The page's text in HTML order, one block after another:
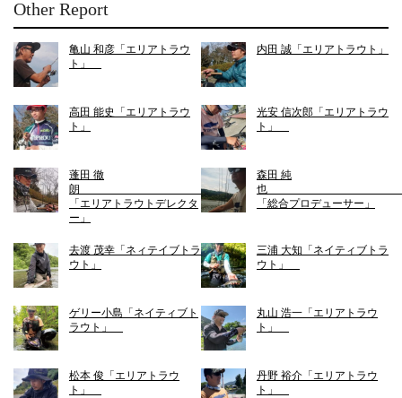
Other Report
亀山 和彦「エリアトラウ
ト」
内田 誠「エリアトラウト」
高田 能史「エリアトラウ
ト」
光安 信次郎「エリアトラウ
ト」
蓬田 徹
朗
「エリアトラウトデレクタ
ー」
森田 純
「総合プロデューサー」
去渡 茂幸「ネィテイブトラ
ウト」
三浦 大知「ネイティブトラ
ウト」
ゲリー小島「ネイティブト
ラウト」
丸山 浩一「エリアトラウ
ト」
松本 俊「エリアトラウ
ト」
丹野 裕介「エリアトラウ
ト」